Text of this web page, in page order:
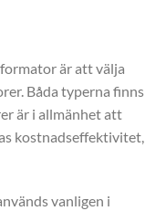
är att välja
Båda typerna finns
är i allmänhet att
kostnadseffektivitet,
vanligen i